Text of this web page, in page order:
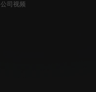
公司视频